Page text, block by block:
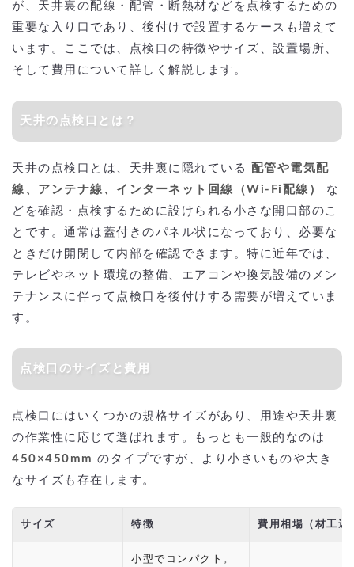
が、天井裏の配線・配管・断熱材などを点検するための
重要な入り口であり、後付けで設置するケースも増えて
います。ここでは、点検口の特徴やサイズ、設置場所、
そして費用について詳しく解説します。
天井の点検口とは？
天井の点検口とは、天井裏に隠れている 配管や電気配
線、アンテナ線、インターネット回線（Wi-Fi配線）
な
どを確認・点検するために設けられる小さな開口部のこ
とです。通常は蓋付きのパネル状になっており、必要な
ときだけ開閉して内部を確認できます。特に近年では、
テレビやネット環境の整備、エアコンや換気設備のメン
テナンスに伴って点検口を後付けする需要が増えていま
す。
点検口のサイズと費用
点検口にはいくつかの規格サイズがあり、用途や天井裏
の作業性に応じて選ばれます。もっとも一般的なのは
450×450mm のタイプですが、より小さいものや大き
なサイズも存在します。
サイズ 特徴 費用相場（材工込
小型でコンパクト。